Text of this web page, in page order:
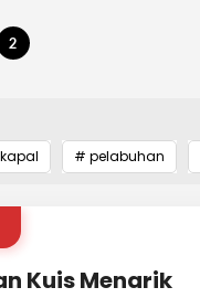
2
# pelabuhan
Kuis Menarik